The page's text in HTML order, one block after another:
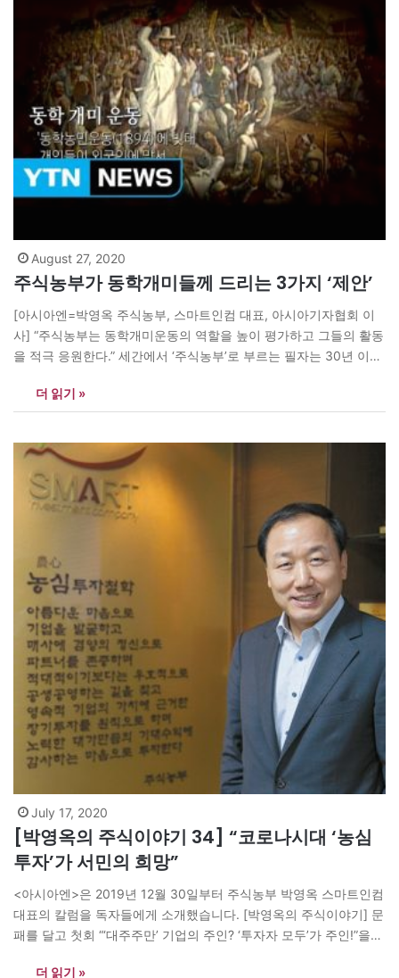
August 27, 2020
주식농부가 동학개미들께 드리는 3가지 ‘제안’
[아시아엔=박영옥 주식농부, 스마트인컴 대표, 아시아기자협회 이
사] “주식농부는 동학개미운동의 역할을 높이 평가하고 그들의 활동
을 적극 응원한다.” 세간에서 ‘주식농부’로 부르는 필자는 30년 이상
시대에 주식투자는 선택이 아니라 필수”임을 강조해왔다. 이를 위해
강연을 수없이 하고, 칼럼도 써오고 있다. 주식투자 관련 서적도 다
더 읽기 »
July 17, 2020
[박영옥의 주식이야기 34] “코로나시대 ‘농심
투자’가 서민의 희망”
<아시아엔>은 2019년 12월 30일부터 주식농부 박영옥 스마트인컴
대표의 칼럼을 독자들에게 소개했습니다. [박영옥의 주식이야기] 문
패를 달고 첫회 “‘대주주만’ 기업의 주인? ‘투자자 모두’가 주인!”을
더 읽기 »